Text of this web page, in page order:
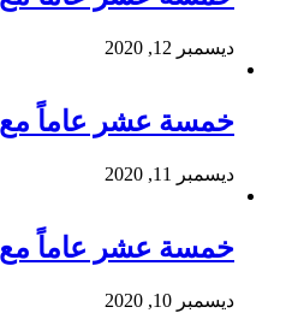
ديسمبر 12, 2020
خمسة عشر عاماً مع
ديسمبر 11, 2020
خمسة عشر عاماً مع
ديسمبر 10, 2020